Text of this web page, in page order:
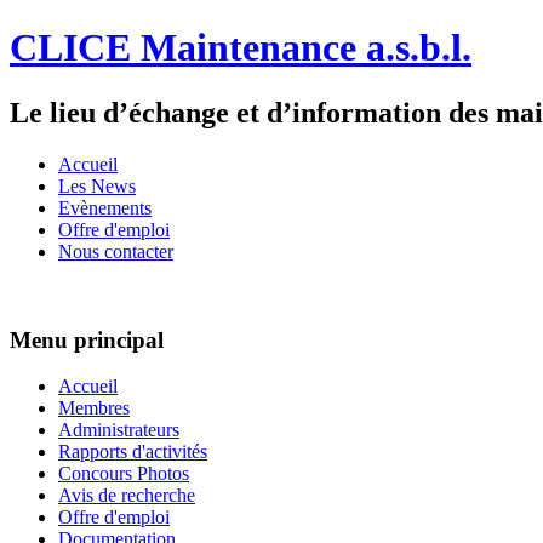
CLICE Maintenance a.s.b.l.
Le lieu d’échange et d’information des
Accueil
Les News
Evènements
Offre d'emploi
Nous contacter
Menu principal
Accueil
Membres
Administrateurs
Rapports d'activités
Concours Photos
Avis de recherche
Offre d'emploi